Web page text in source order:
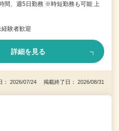
間、週5日勤務 ※時短勤務も可能 上
験者歓迎
詳細を見る
： 2026/07/24 掲載終了日： 2026/08/31